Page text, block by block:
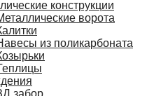
конструкции
ворота
из поликарбоната
забор